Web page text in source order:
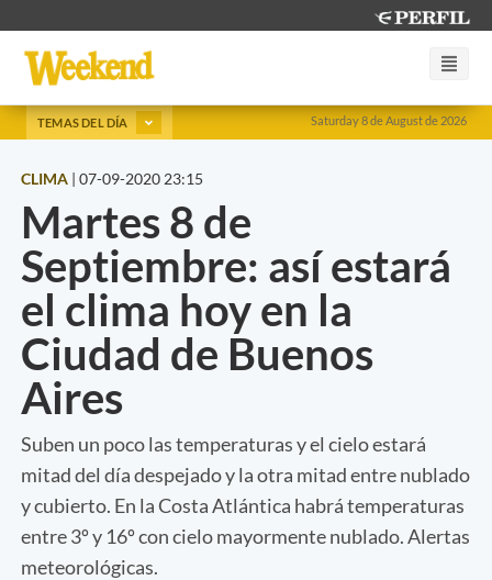
Saturday 8 de August de 2026
TEMAS DEL DÍA
CLIMA | 07-09-2020 23:15
Martes 8 de
Septiembre: así estará
el clima hoy en la
Ciudad de Buenos
Aires
Suben un poco las temperaturas y el cielo estará
mitad del día despejado y la otra mitad entre nublado
y cubierto. En la Costa Atlántica habrá temperaturas
entre 3º y 16º con cielo mayormente nublado. Alertas
meteorológicas.